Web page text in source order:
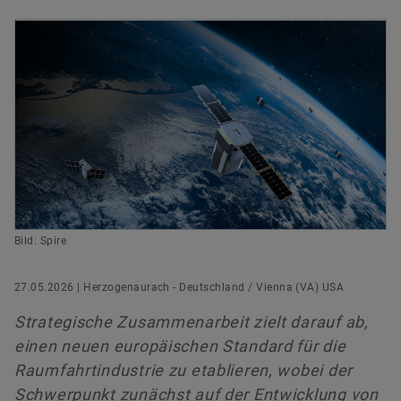
Hauptversammlung 2022
Hauptversammlung 2021
Außerordentliche Hauptversammlung 2020
Hauptversammlung 2020
Hauptversammlung 2019
Hauptversammlung 2017
Hauptversammlung 2016
Akquisitionen & Desinvestitionen
Finanzkalender
Leiter Konzernkommunikation & Public Affairs
Schaeffler AG
+49 9132 82-8901
axel.luedeke@schaeffler.com
Jetzt bestellen
Bild: Spire
27.05.2026 | Herzogenaurach - Deutschland / Vienna (VA) USA
Strategische Zusammenarbeit zielt darauf ab,
einen neuen europäischen Standard für die
Raumfahrtindustrie zu etablieren, wobei der
Schwerpunkt zunächst auf der Entwicklung von